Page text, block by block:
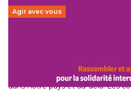
Agir avec vous
Le secteur humanitaire connaît
dans notre pays et au-delà. Les